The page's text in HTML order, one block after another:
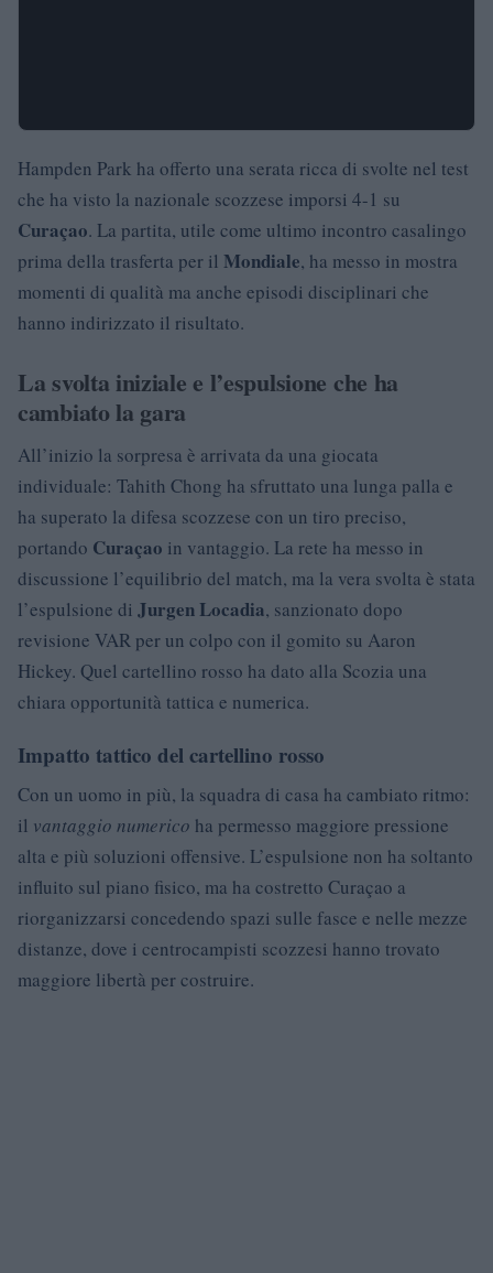
Hampden Park ha offerto una serata ricca di svolte nel test
che ha visto la nazionale scozzese imporsi 4-1 su
Curaçao. La partita, utile come ultimo incontro casalingo
prima della trasferta per il Mondiale, ha messo in mostra
momenti di qualità ma anche episodi disciplinari che
hanno indirizzato il risultato.
La svolta iniziale e l’espulsione che ha
cambiato la gara
All’inizio la sorpresa è arrivata da una giocata
individuale: Tahith Chong ha sfruttato una lunga palla e
ha superato la difesa scozzese con un tiro preciso,
portando Curaçao in vantaggio. La rete ha messo in
discussione l’equilibrio del match, ma la vera svolta è stata
l’espulsione di Jurgen Locadia, sanzionato dopo
revisione VAR per un colpo con il gomito su Aaron
Hickey. Quel cartellino rosso ha dato alla Scozia una
chiara opportunità tattica e numerica.
Impatto tattico del cartellino rosso
Con un uomo in più, la squadra di casa ha cambiato ritmo:
il vantaggio numerico ha permesso maggiore pressione
alta e più soluzioni offensive. L’espulsione non ha soltanto
influito sul piano fisico, ma ha costretto Curaçao a
riorganizzarsi concedendo spazi sulle fasce e nelle mezze
distanze, dove i centrocampisti scozzesi hanno trovato
maggiore libertà per costruire.